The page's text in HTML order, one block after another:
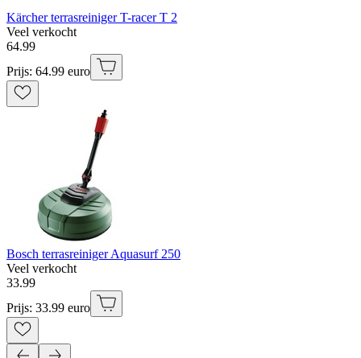
Kärcher terrasreiniger T-racer T 2
Veel verkocht
64.99
Prijs: 64.99 euro
Bosch terrasreiniger Aquasurf 250
Veel verkocht
33.99
Prijs: 33.99 euro